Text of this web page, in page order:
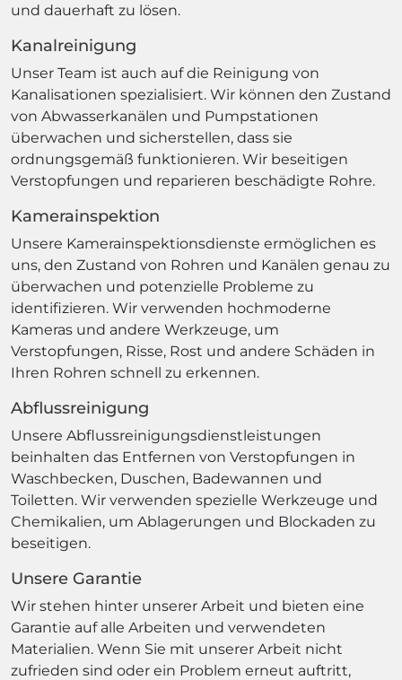
und dauerhaft zu lösen.
Kanalreinigung
Unser Team ist auch auf die Reinigung von
Kanalisationen spezialisiert. Wir können den Zustand
von Abwasserkanälen und Pumpstationen
überwachen und sicherstellen, dass sie
ordnungsgemäß funktionieren. Wir beseitigen
Verstopfungen und reparieren beschädigte Rohre.
Kamerainspektion
Unsere Kamerainspektionsdienste ermöglichen es
uns, den Zustand von Rohren und Kanälen genau zu
überwachen und potenzielle Probleme zu
identifizieren. Wir verwenden hochmoderne
Kameras und andere Werkzeuge, um
Verstopfungen, Risse, Rost und andere Schäden in
Ihren Rohren schnell zu erkennen.
Abflussreinigung
Unsere Abflussreinigungsdienstleistungen
beinhalten das Entfernen von Verstopfungen in
Waschbecken, Duschen, Badewannen und
Toiletten. Wir verwenden spezielle Werkzeuge und
Chemikalien, um Ablagerungen und Blockaden zu
beseitigen.
Unsere Garantie
Wir stehen hinter unserer Arbeit und bieten eine
Garantie auf alle Arbeiten und verwendeten
Materialien. Wenn Sie mit unserer Arbeit nicht
zufrieden sind oder ein Problem erneut auftritt,